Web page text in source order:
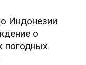
Индонезии
о
погодных